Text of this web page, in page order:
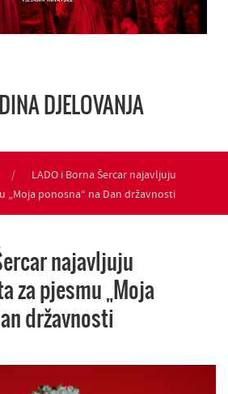
DJELOVANJA
LADO i Borna Šercar najavljuju
„Moja ponosna“ na Dan državnosti
najavljuju
za pjesmu „Moja
državnosti